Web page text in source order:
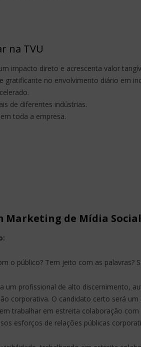
na TVU
impacto direto e acrescenta valor
gratificante no envolvimento diário em
de diferentes indústrias.
toda a empresa.
Marketing de Mídia
o público? Tem jeito com as palavras?
um profissional de alto discernimento,
corporativa. O candidato certo será
trabalhar em estreita colaboração
esforços de relações públicas